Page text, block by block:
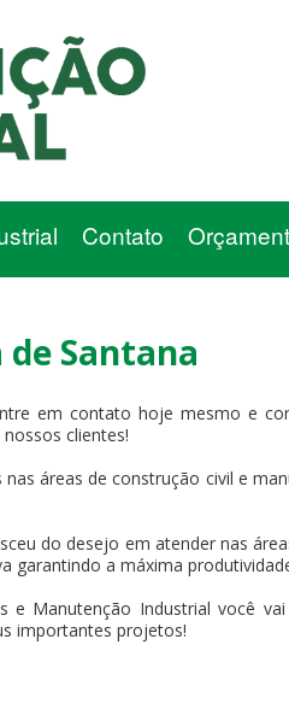
Contato
Santana
em contato hoje mesmo e
clientes!
áreas de construção civil e
do desejo em atender nas
garantindo a máxima
e Manutenção Industrial você
importantes projetos!